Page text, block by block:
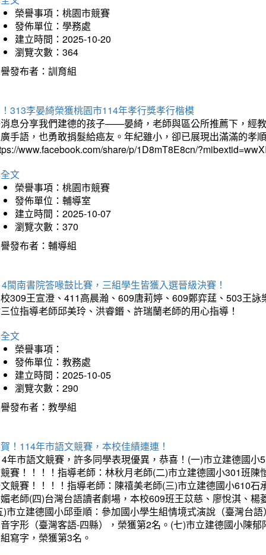
榮譽事項：桃園市競賽
發佈單位：學務處
建立時間：2025-10-20
瀏覽次數：364
發布者：訓育組
313李晏綺榮獲桃園市114年孝行獎孝行楷模
息分享我們建德的孩子——晏綺，老師與區公所推薦下，經
手語，也勇敢捐髮給癌友。年紀雖小，卻已展現出滿滿的孝
www.facebook.com/share/p/1D8mT8E8cn/
文
榮譽事項：桃園市競賽
發佈單位：輔導室
建立時間：2025-10-07
瀏覽次數：370
發布者：輔導組
閩南書院答喙鼓比賽，三組學生皆獲入選晉級決賽！
309王宣澄、411高晨瀚、609唐莉婷、609鄭弈莛、503王
位指導老師邱美玲、洪睿鍲、許瑞蘭老師的用心指導！
文
榮譽事項：
發佈單位：教務處
建立時間：2025-10-05
瀏覽次數：290
發布者：教學組
！114年市語文競賽，本校佳績連連！
年市語文競賽，許多同學表現優異，恭喜！(一)市立建德國
賽！！！！指導老師：林秋月老師(二)市立建德國小301班
競賽！！！！指導老師：陳禧美老師(三)市立建德國小610
老師(四)台灣台語讀者劇場，本校609班王苡慈、廖悅淇、
)市立建德國小邱垂順：參加國小學生組情境式演說（臺灣台
字形（臺灣客語-四縣），榮獲第2名。(七)市立建德國小陳
寫字，榮獲第3名。